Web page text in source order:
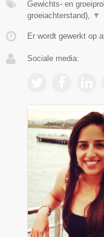
Gewichts- en
groeiachterstand), ▼
Er wordt gewerkt op
Sociale media: